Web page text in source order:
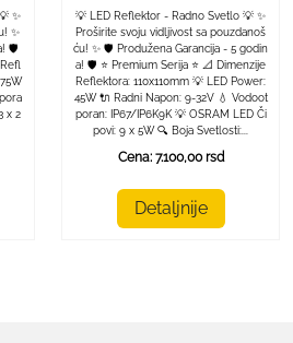
✨
✨
🛡️
x 2
💡 LED Reflektor - Radno Svetlo 💡 ✨
Proširite svoju vidljivost sa pouzdanoš
ću! ✨ 🛡️ Produžena Garancija - 5 godin
a! 🛡️ ⭐ Premium Serija ⭐ 📐 Dimenzije
Reflektora: 110x110mm 💡 LED Power:
45W 🔌 Radni Napon: 9-32V 💧 Vodoot
poran: IP67/IP6K9K 💡 OSRAM LED Či
povi: 9 x 5W 🔍 Boja Svetlosti:...
Cena: 7.100,00 rsd
Detaljnije